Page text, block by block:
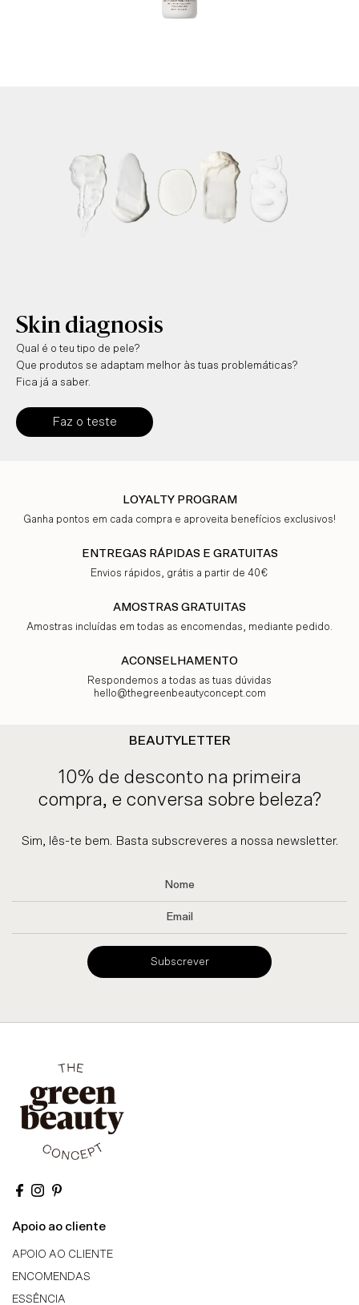
Skin diagnosis
Qual é o teu tipo de pele?
Que produtos se adaptam melhor às tuas problemáticas?
Fica já a saber.
Faz o teste
LOYALTY PROGRAM
Ganha pontos em cada compra e aproveita benefícios exclusivos!
ENTREGAS RÁPIDAS E GRATUITAS
Envios rápidos, grátis a partir de 40€
AMOSTRAS GRATUITAS
Amostras incluídas em todas as encomendas, mediante pedido.
ACONSELHAMENTO
Respondemos a todas as tuas dúvidas
hello@thegreenbeautyconcept.com
BEAUTYLETTER
10% de desconto na primeira
compra, e conversa sobre beleza?
Sim, lês-te bem. Basta subscreveres a nossa newsletter.
Subscrever
Apoio ao cliente
APOIO AO CLIENTE
ENCOMENDAS
ESSÊNCIA